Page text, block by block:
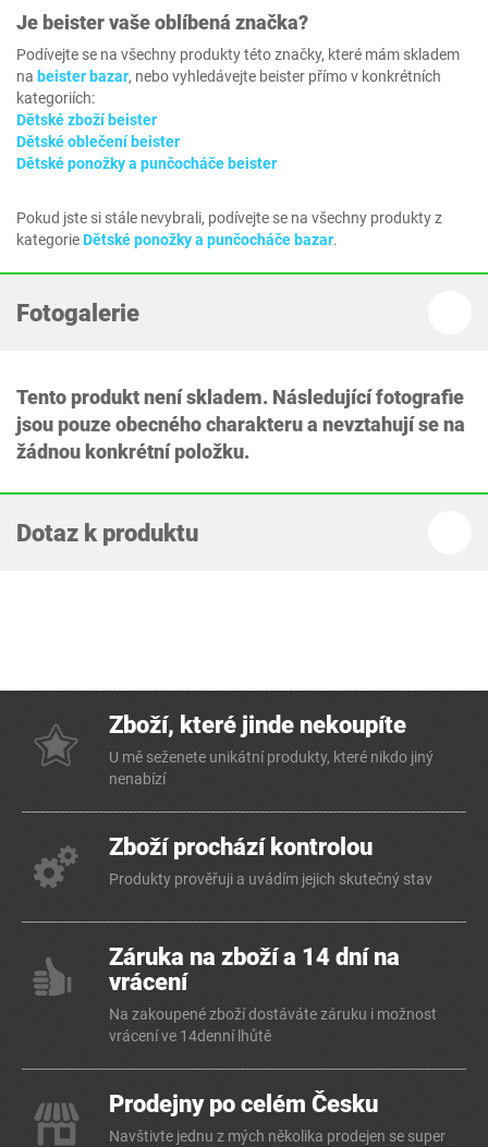
Je ‎beistervaše oblíbená značka?
Podívejte se na všechny produkty této značky, které mám skladem
na ‎beister bazar, nebo vyhledávejte ‎beister přímo v konkrétních
kategoriích:
Dětské zboží ‎beister
Dětské oblečení ‎beister
Dětské ponožky a punčocháče ‎beister
Pokud jste si stále nevybrali, podívejte se na všechny produkty z
kategorieDětské ponožky a punčocháče bazar.
Fotogalerie
Tento produkt není skladem. Následující fotografie
jsou pouze obecného charakteru a nevztahují se na
žádnou konkrétní položku.
Dotaz k produktu
Zboží, které jinde nekoupíte
U mě seženete unikátní produkty, které nikdo jiný
nenabízí
Zboží prochází kontrolou
Produkty prověřuji a uvádím jejich skutečný stav
Záruka na zboží a 14 dní na
vrácení
Na zakoupené zboží dostáváte záruku i možnost
vrácení ve 14denní lhůtě
Prodejny po celém Česku
Navštivte jednu z mých několika prodejen se super